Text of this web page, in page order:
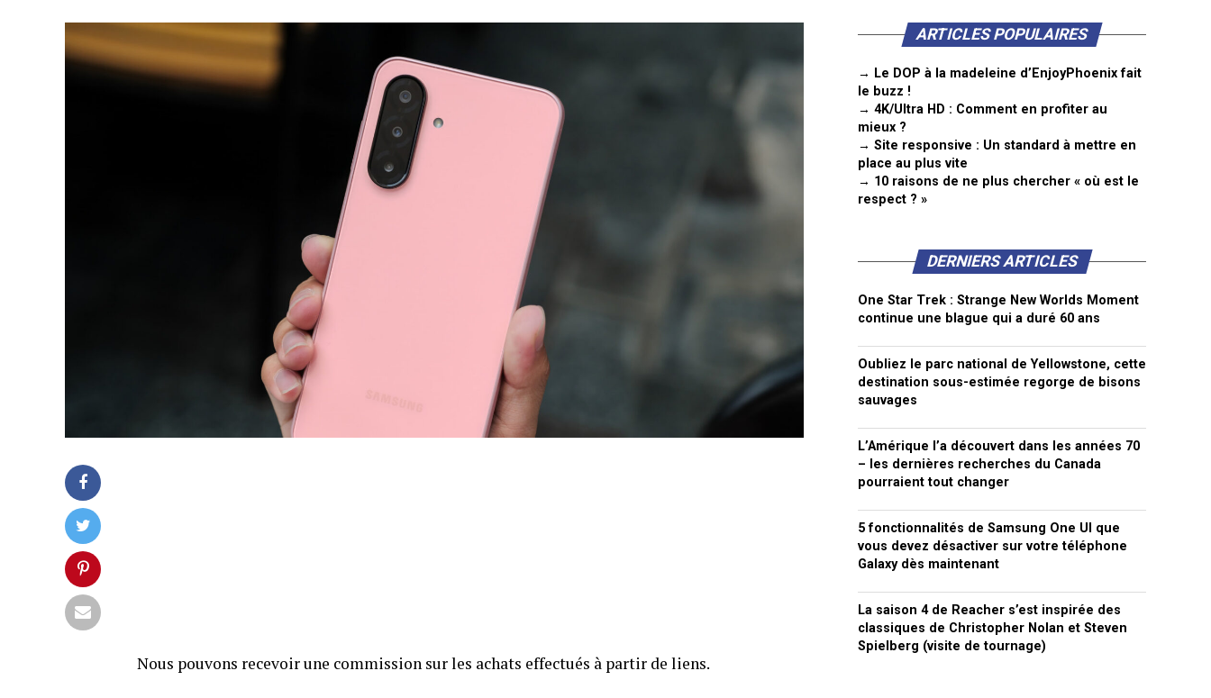
Nous pouvons recevoir une commission sur les achats effectués à partir de liens.
ARTICLES POPULAIRES
→ Le DOP à la madeleine d’EnjoyPhoenix fait
le buzz !
→ 4K/Ultra HD : Comment en profiter au
mieux ?
→ Site responsive : Un standard à mettre en
place au plus vite
→ 10 raisons de ne plus chercher « où est le
respect ? »
DERNIERS ARTICLES
One Star Trek : Strange New Worlds Moment
continue une blague qui a duré 60 ans
Oubliez le parc national de Yellowstone, cette
destination sous-estimée regorge de bisons
sauvages
L’Amérique l’a découvert dans les années 70
– les dernières recherches du Canada
pourraient tout changer
5 fonctionnalités de Samsung One UI que
vous devez désactiver sur votre téléphone
Galaxy dès maintenant
La saison 4 de Reacher s’est inspirée des
classiques de Christopher Nolan et Steven
Spielberg (visite de tournage)